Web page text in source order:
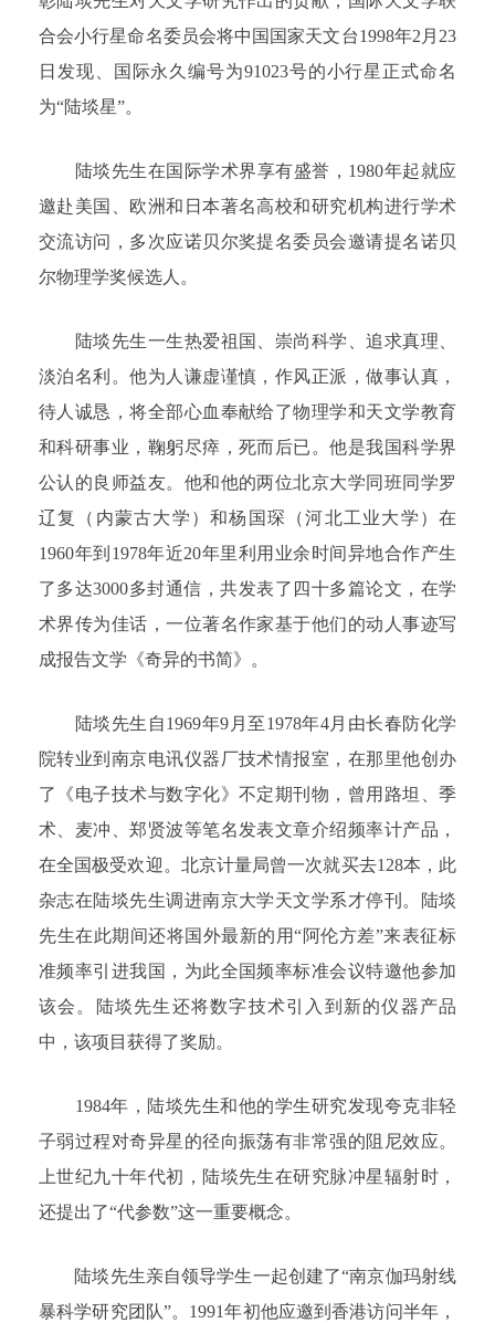
合会小行星命名委员会将中国国家天文台1998年2月23
日发现、国际永久编号为91023号的小行星正式命名
为“陆埮星”。
陆埮先生在国际学术界享有盛誉，1980年起就应
邀赴美国、欧洲和日本著名高校和研究机构进行学术
交流访问，多次应诺贝尔奖提名委员会邀请提名诺贝
尔物理学奖候选人。
陆埮先生一生热爱祖国、崇尚科学、追求真理、
淡泊名利。他为人谦虚谨慎，作风正派，做事认真，
待人诚恳，将全部心血奉献给了物理学和天文学教育
和科研事业，鞠躬尽瘁，死而后已。他是我国科学界
公认的良师益友。他和他的两位北京大学同班同学罗
辽复（内蒙古大学）和杨国琛（河北工业大学）在
1960年到1978年近20年里利用业余时间异地合作产生
了多达3000多封通信，共发表了四十多篇论文，在学
术界传为佳话，一位著名作家基于他们的动人事迹写
成报告文学《奇异的书简》。
陆埮先生自1969年9月至1978年4月由长春防化学
院转业到南京电讯仪器厂技术情报室，在那里他创办
了《电子技术与数字化》不定期刊物，曾用路坦、季
术、麦冲、郑贤波等笔名发表文章介绍频率计产品，
在全国极受欢迎。北京计量局曾一次就买去128本，此
杂志在陆埮先生调进南京大学天文学系才停刊。陆埮
先生在此期间还将国外最新的用“阿伦方差”来表征标
准频率引进我国，为此全国频率标准会议特邀他参加
该会。陆埮先生还将数字技术引入到新的仪器产品
中，该项目获得了奖励。
1984年，陆埮先生和他的学生研究发现夸克非轻
子弱过程对奇异星的径向振荡有非常强的阻尼效应。
上世纪九十年代初，陆埮先生在研究脉冲星辐射时，
还提出了“代参数”这一重要概念。
陆埮先生亲自领导学生一起创建了“南京伽玛射线
暴科学研究团队”。1991年初他应邀到香港访问半年，